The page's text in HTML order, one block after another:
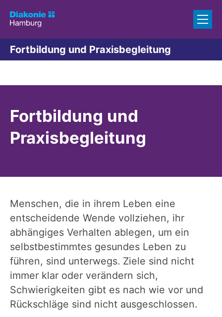
Fortbildung und Praxisbegleitung
Fortbildung und
Praxisbegleitung
Menschen, die in ihrem Leben eine
entscheidende Wende vollziehen, ihr
abhängiges Verhalten ablegen, um ein
selbstbestimmtes gesundes Leben zu
führen, sind unterwegs. Ziele sind nicht
immer klar oder verändern sich,
Schwierigkeiten gibt es nach wie vor und
Rückschläge sind nicht ausgeschlossen.